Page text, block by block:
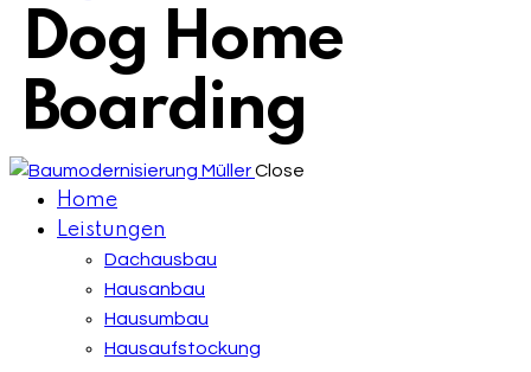
Dog Home
Boarding
Close
Home
Leistungen
Dachausbau
Hausanbau
Hausumbau
Hausaufstockung